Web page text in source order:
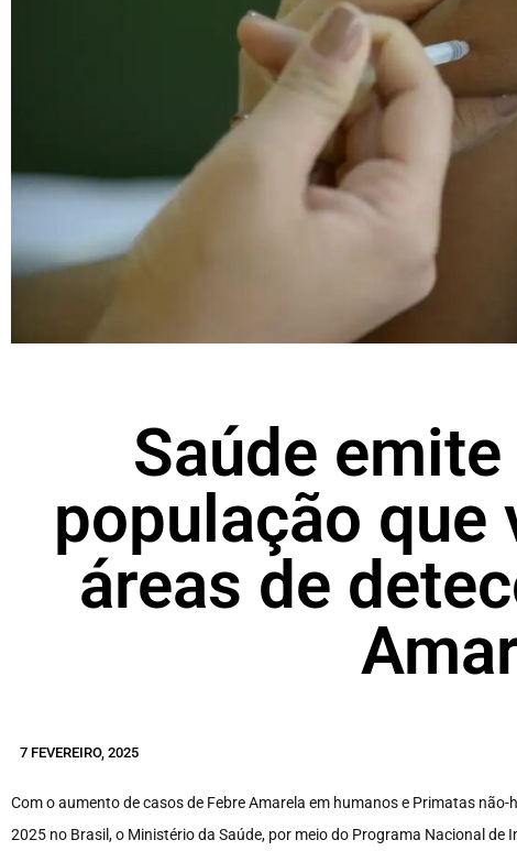
Saúde
população que
áreas de
7 FEVEREIRO, 2025
Com o aumento de casos de Febre Amarela em humanos e Primatas
2025 no Brasil, o Ministério da Saúde, por meio do Programa Nacional